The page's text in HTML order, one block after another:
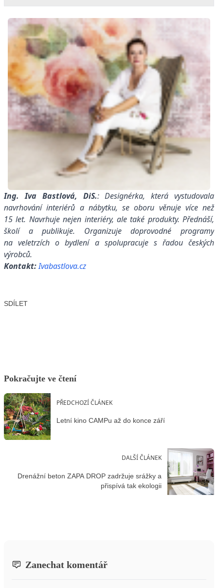
Ing. Iva Bastlová, DiS.: Designérka, která vystudovala
navrhování interiérů a nábytku, se oboru věnuje více než
15 let. Navrhuje nejen interiéry, ale také produkty. Přednáší,
školí a publikuje. Organizuje doprovodné programy
na veletrzích o bydlení a spolupracuje s řadou českých
výrobců.
Kontakt:Ivabastlova.cz
SDÍLET
Pokračujte ve čtení
PŘEDCHOZÍ ČLÁNEK
Letní kino CAMPu až do konce září
DALŠÍ ČLÁNEK
Drenážní beton ZAPA DROP zadržuje srážky a
přispívá tak ekologii
Zanechat komentář